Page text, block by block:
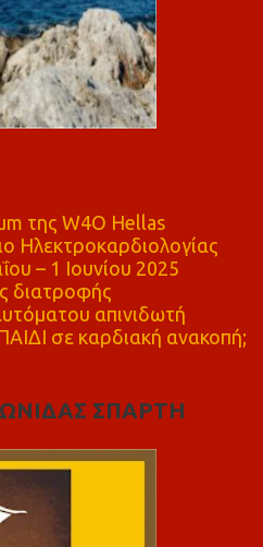
της W4O Hellas
Ηλεκτροκαρδιολογίας
– 1 Ιουνίου 2025
διατροφής
απινιδωτή
σε καρδιακή ανακοπή;
ΣΠΑΡΤΗ